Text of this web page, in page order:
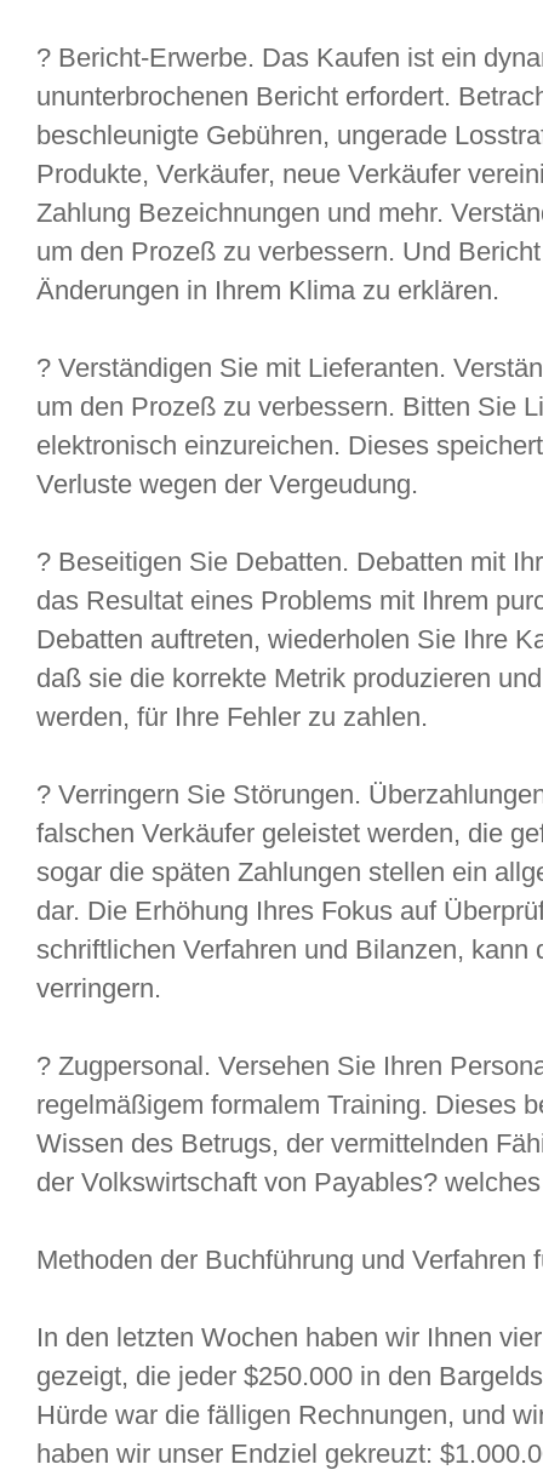
? Bericht-Erwerbe. Das Kaufen ist ein
ununterbrochenen Bericht erfordert.
beschleunigte Gebühren, ungerade
Produkte, Verkäufer, neue Verkäufer
Zahlung Bezeichnungen und mehr.
um den Prozeß zu verbessern. Und
Änderungen in Ihrem Klima zu erklären.
? Verständigen Sie mit Lieferanten.
um den Prozeß zu verbessern. Bitten Sie
elektronisch einzureichen. Dieses
Verluste wegen der Vergeudung.
? Beseitigen Sie Debatten. Debatten mit
das Resultat eines Problems mit Ihrem
Debatten auftreten, wiederholen Sie Ihre
daß sie die korrekte Metrik produzieren
werden, für Ihre Fehler zu zahlen.
? Verringern Sie Störungen.
falschen Verkäufer geleistet werden, die
sogar die späten Zahlungen stellen ein
dar. Die Erhöhung Ihres Fokus auf
schriftlichen Verfahren und Bilanzen, kann
verringern.
? Zugpersonal. Versehen Sie Ihren
regelmäßigem formalem Training. Dieses
Wissen des Betrugs, der vermittelnden
der Volkswirtschaft von Payables?
Methoden der Buchführung und Verfahren
In den letzten Wochen haben wir Ihnen
gezeigt, die jeder $250.000 in den
Hürde war die fälligen Rechnungen, und
haben wir unser Endziel gekreuzt: